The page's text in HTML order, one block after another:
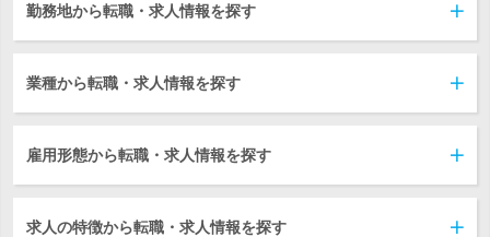
勤務地から転職・求人情報を探す
業種から転職・求人情報を探す
雇用形態から転職・求人情報を探す
求人の特徴から転職・求人情報を探す